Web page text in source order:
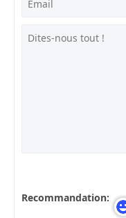
Recommandation: